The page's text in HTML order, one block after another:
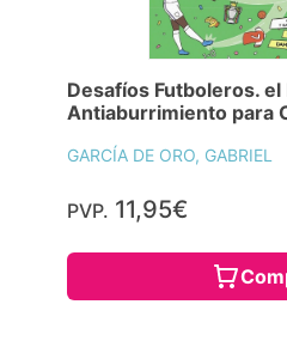
Desafíos Futboleros. el
Antiaburrimiento para
GARCÍA DE ORO, GABRIEL
PVP. 11,95€